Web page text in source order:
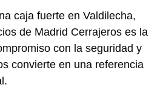
caja fuerte en Valdilecha,
de Madrid Cerrajeros es la
con la seguridad y
convierte en una referencia